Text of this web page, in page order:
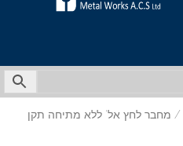
/ מחבר לחץ אל' ללא מתיחה תקן